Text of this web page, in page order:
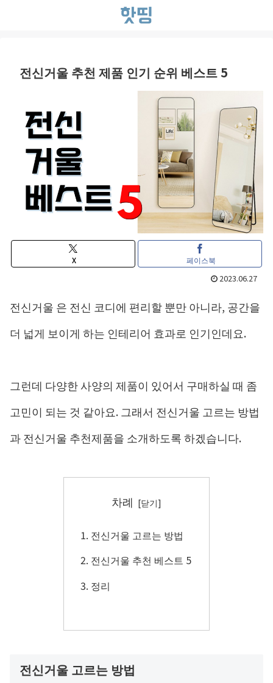
전신거울 추천 제품 인기 순위 베스트 5
X 페이스북
2023.06.27
전신거울 은 전신 코디에 편리할 뿐만 아니라, 공간을
더 넓게 보이게 하는 인테리어 효과로 인기인데요.
그런데 다양한 사양의 제품이 있어서 구매하실 때 좀
고민이 되는 것 같아요. 그래서 전신거울 고르는 방법
과 전신거울 추천제품을 소개하도록 하겠습니다.
차례
전신거울 고르는 방법
전신거울 추천 베스트 5
정리
전신거울 고르는 방법